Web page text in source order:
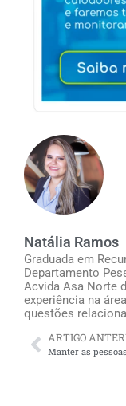
Natália Ramos
Graduada em
Departamento
Acvida Asa Norte
experiência na
questões
ARTIGO